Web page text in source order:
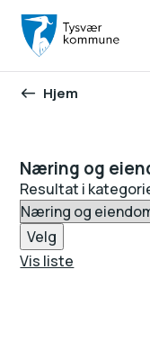
Du er her:
Hjem
Næring og
Resultat i
Velg
Vis liste